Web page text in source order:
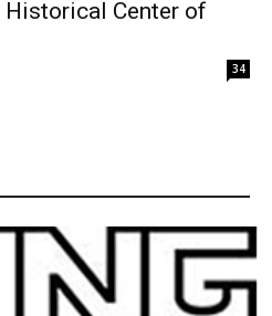
Center of
34